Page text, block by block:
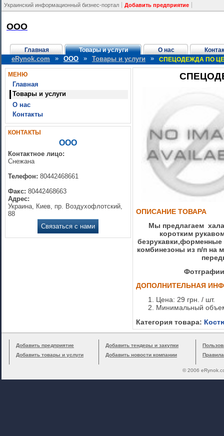
Украинский информационный бизнес-портал Добавить предприятие
ООО
Главная Товары и услуги О нас
eRynok.com » ООО » Товары и услуги » СПЕЦОДЕЖДА ПО
МЕНЮ
Главная
Товары и услуги
О нас
Контакты
КОНТАКТЫ
ООО
Контактное лицо:
Снежана
Телефон: 80442468661
Факс: 80442468663
Адрес:
Украина, Киев, пр. Воздухофлотский,
88
Связаться с нами
ОПИСАНИЕ ТОВАРА
Мы предлагаем
коротким
комбинезоны из п/п на
ДОПОЛНИТЕЛЬНАЯ
Цена: 29 грн. / шт.
Минимальный
Категория товара:
Добавить предприятие
Добавить товары и услуги
Добавить тендеры и закупки
Добавить новости компании
© 2006